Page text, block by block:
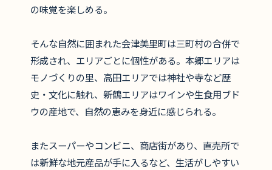
の味覚を楽しめる。
そんな自然に囲まれた会津美里町は三町村の合併で
形成され、エリアごとに個性がある。本郷エリアは
モノづくりの里、高田エリアでは神社や寺など歴
史・文化に触れ、新鶴エリアはワインや生食用ブド
ウの産地で、自然の恵みを身近に感じられる。
またスーパーやコンビニ、商店街があり、直売所で
は新鮮な地元産品が手に入るなど、生活がしやすい